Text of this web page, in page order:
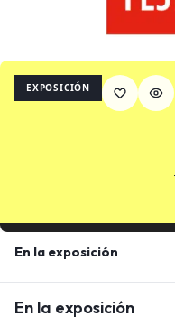
En la exposición
En la exposición
EXPOSICIÓN